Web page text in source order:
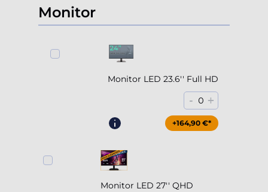
Monitor
Monitor LED 23.6'' Full HD
- 0 +
+164,90 €*
Monitor LED 27'' QHD